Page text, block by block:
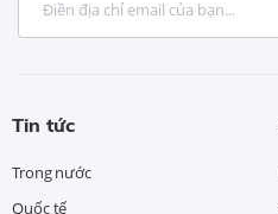
Tin tức
Trong nước
Quốc tế